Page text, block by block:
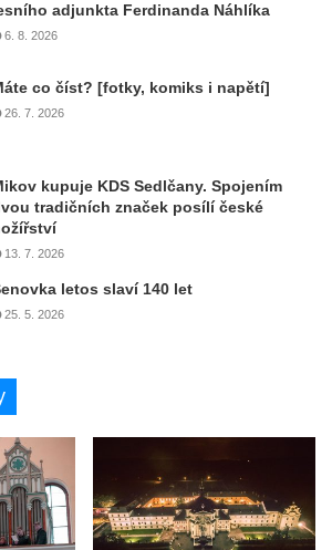
adjunkta Ferdinanda Náhlíka
6. 8. 2026
co číst? [fotky, komiks i napětí]
26. 7. 2026
kupuje KDS Sedlčany. Spojením
tradičních značek posílí české
13. 7. 2026
letos slaví 140 let
25. 5. 2026